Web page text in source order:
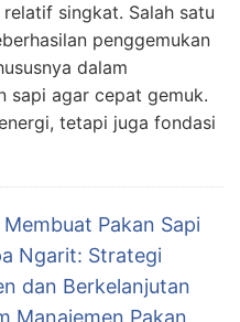
singkat. Salah satu
penggemukan
dalam
sapi agar cepat gemuk.
tetapi juga fondasi
Membuat Pakan Sapi
Ngarit: Strategi
dan Berkelanjutan
Manajemen Pakan